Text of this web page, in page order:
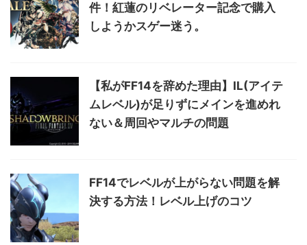
件！紅蓮のリベレーター記念で購入
しようかスゲー迷う。
【私がFF14を辞めた理由】IL(アイテ
ムレベル)が足りずにメインを進めれ
ない＆周回やマルチの問題
FF14でレベルが上がらない問題を解
決する方法！レベル上げのコツ